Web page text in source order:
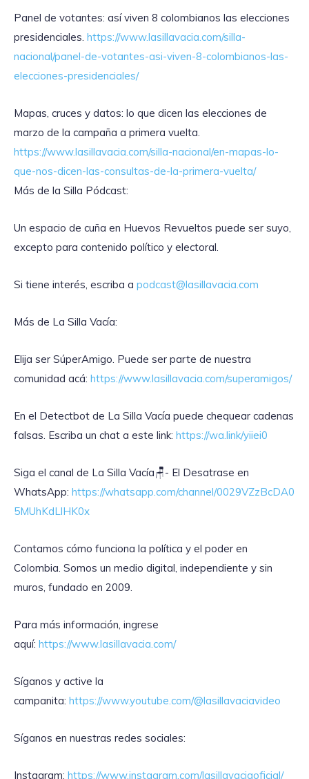
Panel de votantes: así viven 8 colombianos las elecciones
presidenciales. https://www.lasillavacia.com/silla-
nacional/panel-de-votantes-asi-viven-8-colombianos-las-
elecciones-presidenciales/
Mapas, cruces y datos: lo que dicen las elecciones de
marzo de la campaña a primera vuelta.
https://www.lasillavacia.com/silla-nacional/en-mapas-lo-
que-nos-dicen-las-consultas-de-la-primera-vuelta/
Más de la Silla Pódcast:
Un espacio de cuña en Huevos Revueltos puede ser suyo,
excepto para contenido político y electoral.
Si tiene interés, escriba a podcast@lasillavacia.com
Más de La Silla Vacía:
Elija ser SúperAmigo. Puede ser parte de nuestra
comunidad acá: https://www.lasillavacia.com/superamigos/
En el Detectbot de La Silla Vacía puede chequear cadenas
falsas. Escriba un chat a este link: https://wa.link/yiiei0
‎Siga el canal de La Silla Vacía🪑- El Desatrase en
WhatsApp: https://whatsapp.com/channel/0029VZzBcDA0
5MUhKdLlHK0x
Contamos cómo funciona la política y el poder en
Colombia. Somos un medio digital, independiente y sin
muros, fundado en 2009.
Para más información, ingrese
aquí: https://www.lasillavacia.com/
Síganos y active la
campanita: https://www.youtube.com/@lasillavaciavideo
Síganos en nuestras redes sociales:
Instagram: https://www.instagram.com/lasillavaciaoficial/